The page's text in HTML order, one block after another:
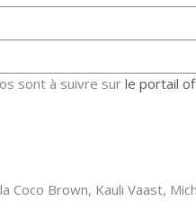
sont à suivre sur le portail
Brown, Kauli Vaast,